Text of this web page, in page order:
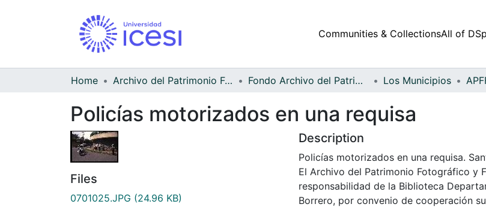
Communities & CollectionsAll of
Home Archivo del Patrimonio Fotográfico y Fílmico del Valle del Cauca Fondo Archivo del Patrimonio Fotográfico y Fílmico del Valle del Cauca Los Municipios
Policías motorizados en una requisa
Files
0701025.JPG (24.96 KB)
Description
Policías motorizados en una requisa.
El Archivo del Patrimonio Fotográfico y
responsabilidad de la Biblioteca
Borrero, por convenio de cooperación